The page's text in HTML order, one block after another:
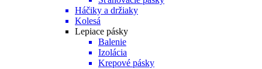
Háčiky a držiaky
Kolesá
Lepiace pásky
Balenie
Izolácia
Krepové pásky